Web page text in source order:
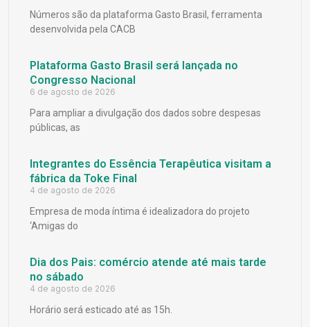
Números são da plataforma Gasto Brasil, ferramenta
desenvolvida pela CACB
Plataforma Gasto Brasil será lançada no
Congresso Nacional
6 de agosto de 2026
Para ampliar a divulgação dos dados sobre despesas
públicas, as
Integrantes do Essência Terapêutica visitam a
fábrica da Toke Final
4 de agosto de 2026
Empresa de moda íntima é idealizadora do projeto
‘Amigas do
Dia dos Pais: comércio atende até mais tarde
no sábado
4 de agosto de 2026
Horário será esticado até as 15h.